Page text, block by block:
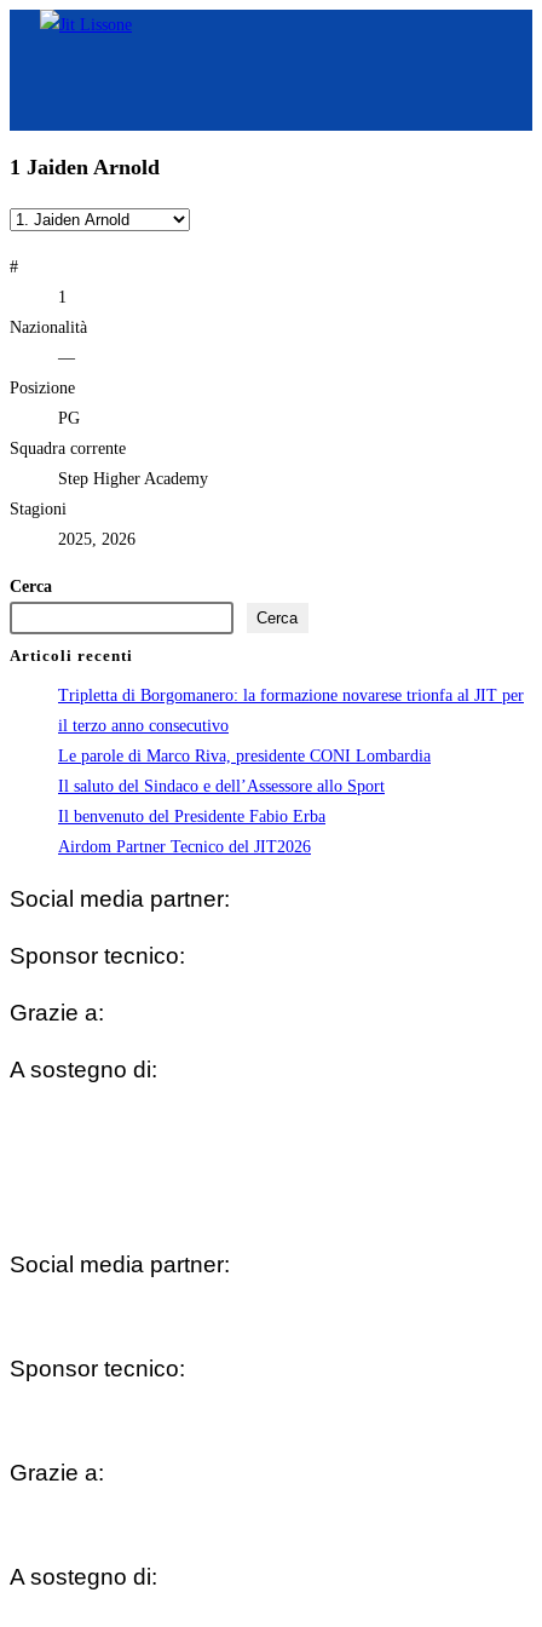
Salta
1 Jaiden Arnold
#
1
Nazionalità
—
Posizione
PG
Squadra corrente
Step Higher Academy
Stagioni
2025, 2026
Cerca
Cerca
Articoli recenti
Tripletta di Borgomanero: la formazione novarese trionfa al JIT per
il terzo anno consecutivo
Le parole di Marco Riva, presidente CONI Lombardia
Il saluto del Sindaco e dell’Assessore allo Sport
Il benvenuto del Presidente Fabio Erba
Airdom Partner Tecnico del JIT2026
Social media partner:
Sponsor tecnico:
Grazie a:
A sostegno di:
Social media partner:
Sponsor tecnico:
Grazie a:
A sostegno di: